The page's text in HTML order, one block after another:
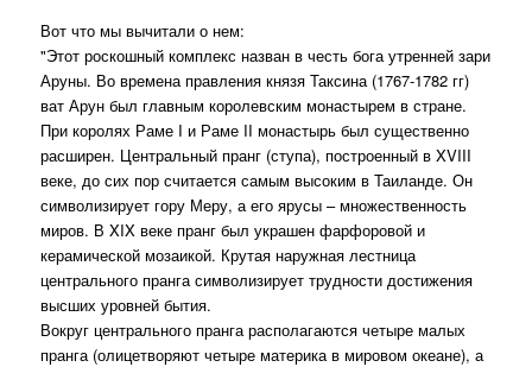
Вот что мы вычитали о нем:
"Этот роскошный комплекс назван в честь бога утренней зари
Аруны. Во времена правления князя Таксина (1767-1782 гг)
ват Арун был главным королевским монастырем в стране.
При королях Раме I и Раме II монастырь был существенно
расширен. Центральный пранг (ступа), построенный в XVIII
веке, до сих пор считается самым высоким в Таиланде. Он
символизирует гору Меру, а его ярусы – множественность
миров. В XIX веке пранг был украшен фарфоровой и
керамической мозаикой. Крутая наружная лестница
центрального пранга символизирует трудности достижения
высших уровней бытия.
Вокруг центрального пранга располагаются четыре малых
пранга (олицетворяют четыре материка в мировом океане), а